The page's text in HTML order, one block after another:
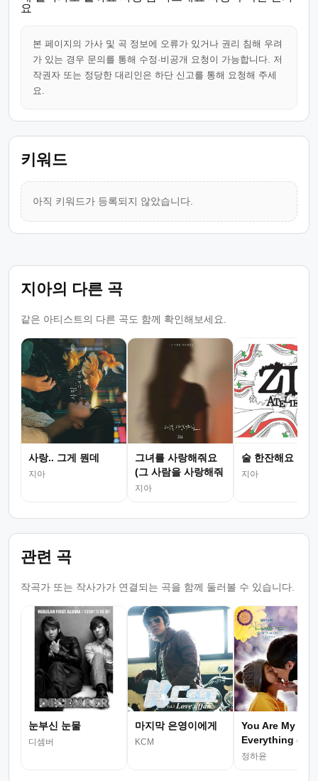
요
본 페이지의 가사 및 곡 정보에 오류가 있거나 권리 침해 우려
가 있는 경우 문의를 통해 수정·비공개 요청이 가능합니다. 저
작권자 또는 정당한 대리인은 하단 신고를 통해 요청해 주세
요.
키워드
아직 키워드가 등록되지 않았습니다.
지아의 다른 곡
같은 아티스트의 다른 곡도 함께 확인해보세요.
사랑.. 그게 뭔데
지아
그녀를 사랑해줘요
(그 사람을 사랑해줘
요)
지아
술 한잔해요
지아
관련 곡
작곡가 또는 작사가가 연결되는 곡을 함께 둘러볼 수 있습니다.
눈부신 눈물
디셈버
마지막 은영이에게
KCM
You Are My
Everything (드
정하윤